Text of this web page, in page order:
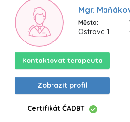
Mgr.
Město:
Ostrava 1
Kontaktovat terapeuta
Zobrazit profil
Certifikát ČADBT